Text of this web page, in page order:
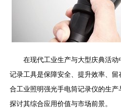
在现代工业生产与大型庆典活
记录工具是保障安全、提升效率、
合工业照明强光手电筒记录仪的生产
探讨其综合应用价值与市场前景。